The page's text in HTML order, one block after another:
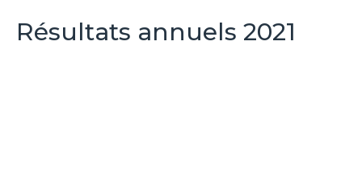
Résultats annuels 2021